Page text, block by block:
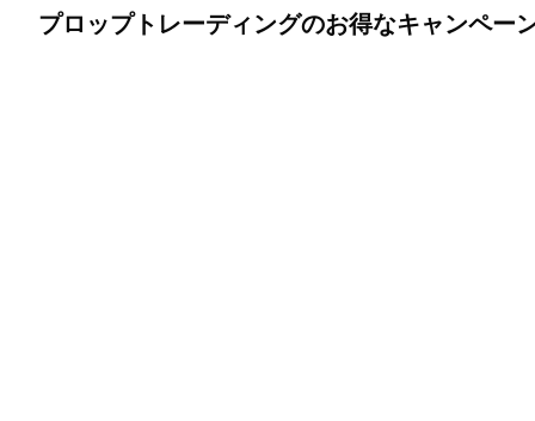
プロップトレーディングのお得なキャンペー